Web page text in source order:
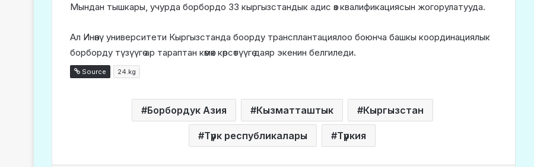
Мындан тышкары, учурда борбордо 33 кыргызстандык адис өз квалификациясын жогорулатууда.
Ал Инөнү университети Кыргызстанда боорду трансплантациялоо боюнча башкы координациялык
борборду түзүүгө ар тараптан көмөк көрсөтүүгө даяр экенин белгиледи.
Source 24.kg
Борбордук Азия Кызматташтык Кыргызстан
Түрк республикалары Түркия